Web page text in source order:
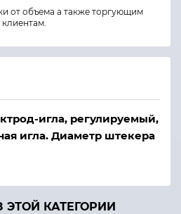
от объема а также торгующим
клиентам.
игла, регулируемый,
игла. Диаметр штекера
КАТЕГОРИИ